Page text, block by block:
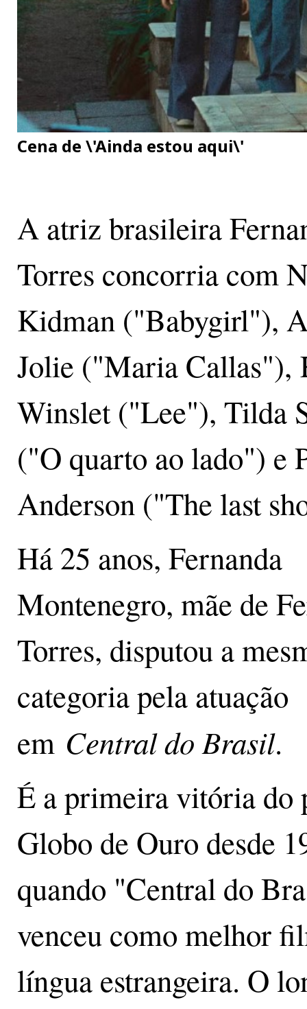
Cena de \'Ainda estou aqui\'
A atriz brasileira
Torres concorria com
Kidman ("Babygirl"),
Jolie ("Maria Callas"),
Winslet ("Lee"), Tilda
("O quarto ao lado") e
Anderson ("The last
Há 25 anos, Fernanda
Montenegro, mãe de
Torres, disputou a
categoria pela atuação
em Central do Brasil.
É a primeira vitória do
Globo de Ouro desde
quando "Central do
venceu como melhor
língua estrangeira. O